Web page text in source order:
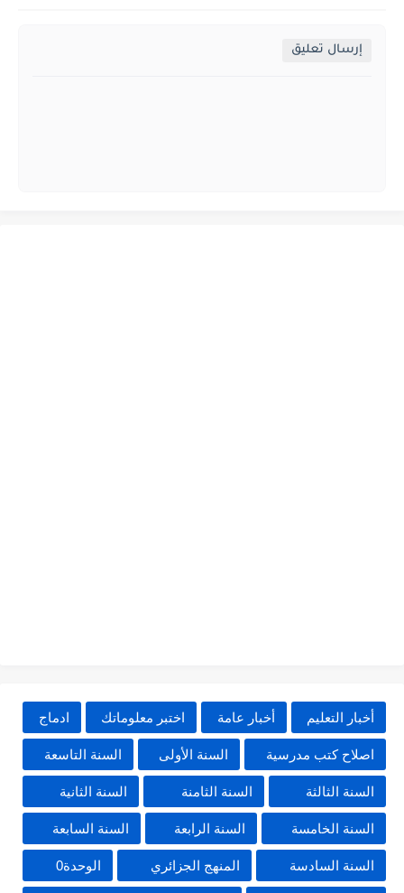
إرسال تعليق
أخبار التعليم أخبار عامة اختبر معلوماتك ادماج
اصلاح كتب مدرسية السنة الأولى السنة التاسعة
السنة الثالثة السنة الثامنة السنة الثانية
السنة الخامسة السنة الرابعة السنة السابعة
السنة السادسة المنهج الجزائري الوحدة0